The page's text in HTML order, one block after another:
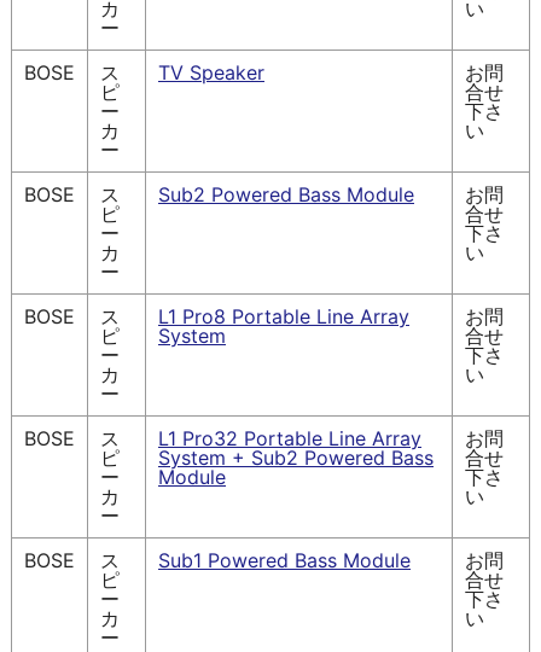
カ
ー
い
BOSE
ス
ピ
ー
カ
ー
TV Speaker
お問
合せ
下さ
い
BOSE
ス
ピ
ー
カ
ー
Sub2 Powered Bass Module
お問
合せ
下さ
い
BOSE
ス
ピ
ー
カ
ー
L1 Pro8 Portable Line Array
System
お問
合せ
下さ
い
BOSE
ス
ピ
ー
カ
ー
L1 Pro32 Portable Line Array
System + Sub2 Powered Bass
Module
お問
合せ
下さ
い
BOSE
ス
ピ
ー
カ
ー
Sub1 Powered Bass Module
お問
合せ
下さ
い